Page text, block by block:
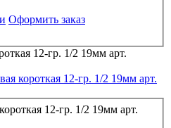
Оформить заказ
короткая 12-гр. 1/2 19мм арт.